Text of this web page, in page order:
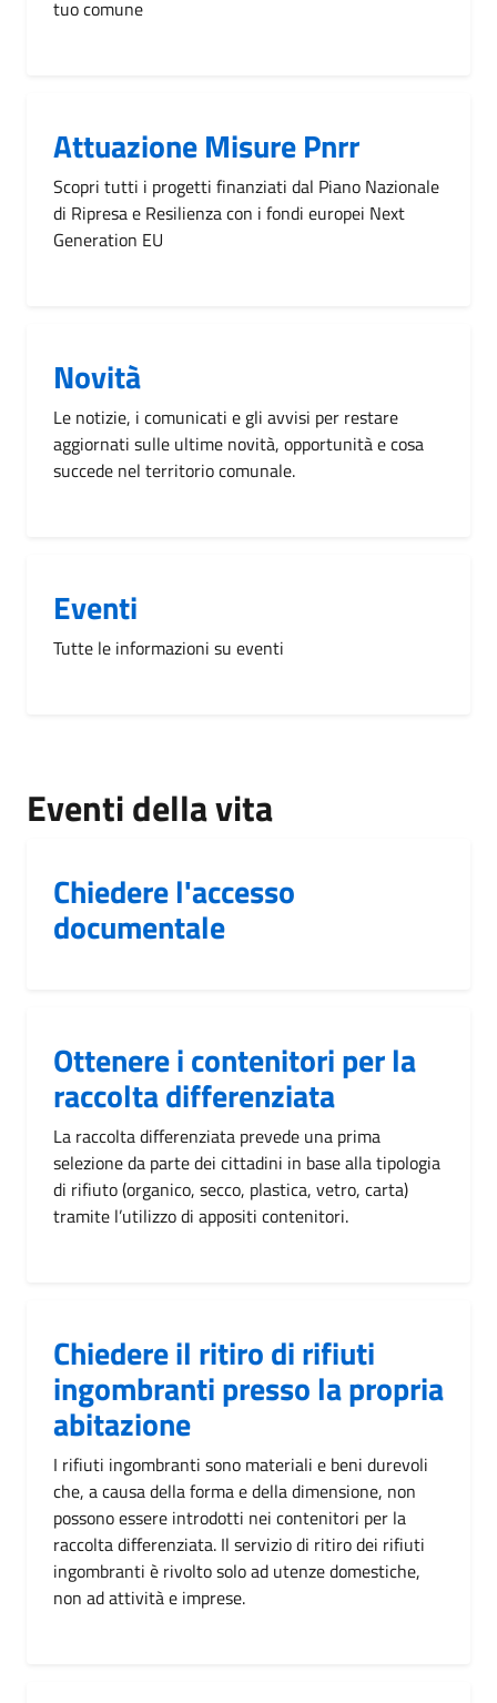
tuo comune
Attuazione Misure Pnrr
Scopri tutti i progetti finanziati dal Piano Nazionale
di Ripresa e Resilienza con i fondi europei Next
Generation EU
Novità
Le notizie, i comunicati e gli avvisi per restare
aggiornati sulle ultime novità, opportunità e cosa
succede nel territorio comunale.
Eventi
Tutte le informazioni su eventi
Eventi della vita
Chiedere l'accesso
documentale
Ottenere i contenitori per la
raccolta differenziata
La raccolta differenziata prevede una prima
selezione da parte dei cittadini in base alla tipologia
di rifiuto (organico, secco, plastica, vetro, carta)
tramite l’utilizzo di appositi contenitori.
Chiedere il ritiro di rifiuti
ingombranti presso la propria
abitazione
I rifiuti ingombranti sono materiali e beni durevoli
che, a causa della forma e della dimensione, non
possono essere introdotti nei contenitori per la
raccolta differenziata. Il servizio di ritiro dei rifiuti
ingombranti è rivolto solo ad utenze domestiche,
non ad attività e imprese.